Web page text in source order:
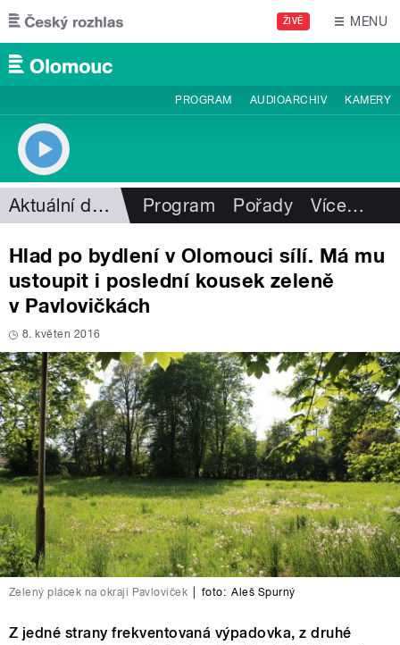
Přejít k hlavnímu obsahu
ŽIVĚ MENU
PROGRAM AUDIOARCHIV KAMERY
Aktuální dění Program Pořady Více…
Hlad po bydlení v Olomouci sílí. Má mu
ustoupit i poslední kousek zeleně
v Pavlovičkách
8. květen 2016
Zelený plácek na okraji Pavloviček foto: Aleš Spurný
Z jedné strany frekventovaná výpadovka, z druhé